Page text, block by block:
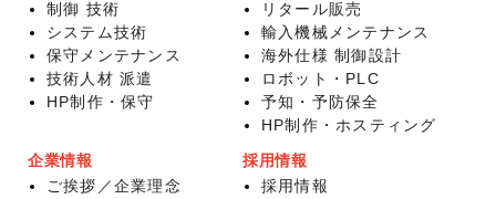
制御 技術
システム技術
保守メンテナンス
技術人材 派遣
HP制作・保守
リタール販売
輸入機械メンテナンス
海外仕様 制御設計
ロボット・PLC
予知・予防保全
HP制作・ホスティング
企業情報
ご挨拶／企業理念
採用情報
採用情報